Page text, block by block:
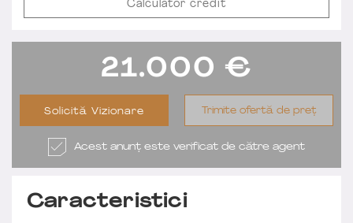
Calculator credit
21.000 €
Solicită Vizionare Trimite ofertă de preț
Acest anunț este verificat de către agent
Caracteristici